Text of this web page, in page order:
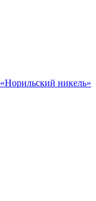
никель»